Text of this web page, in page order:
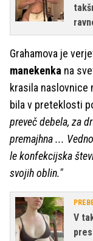
Grahamova je
manekenka na
krasila naslovnice
bila v preteklosti
preveč debela, za
premajhna ...
le konfekcijska
svojih oblin."
V